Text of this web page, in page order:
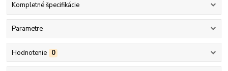
Kompletné špecifikácie
Parametre
Hodnotenie 0